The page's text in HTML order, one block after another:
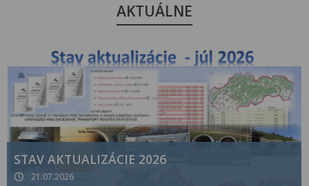
AKTUÁLNE
STAV AKTUALIZÁCIE 2026
21.07.2026